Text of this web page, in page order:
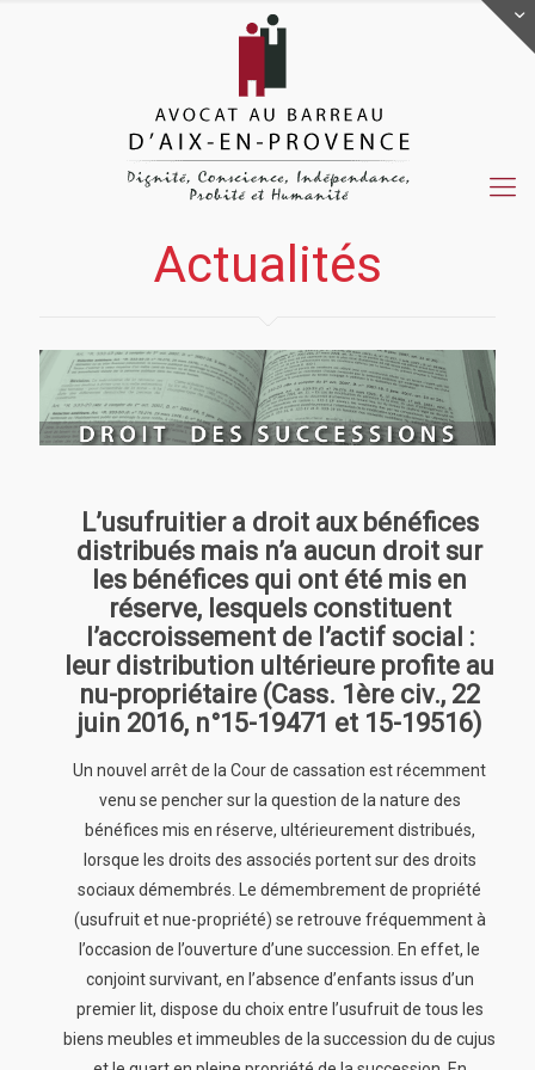
Actualités
Actualités
L’usufruitier a droit aux bénéfices
distribués mais n’a aucun droit sur
les bénéfices qui ont été mis en
réserve, lesquels constituent
l’accroissement de l’actif social :
leur distribution ultérieure profite au
nu-propriétaire (Cass. 1ère civ., 22
juin 2016, n°15-19471 et 15-19516)
Un nouvel arrêt de la Cour de cassation est récemment
venu se pencher sur la question de la nature des
bénéfices mis en réserve, ultérieurement distribués,
lorsque les droits des associés portent sur des droits
sociaux démembrés. Le démembrement de propriété
(usufruit et nue-propriété) se retrouve fréquemment à
l’occasion de l’ouverture d’une succession. En effet, le
conjoint survivant, en l’absence d’enfants issus d’un
premier lit, dispose du choix entre l’usufruit de tous les
biens meubles et immeubles de la succession du de cujus